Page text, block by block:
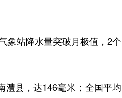
站降水量突破月极值，2个
县，达146毫米；全国平均